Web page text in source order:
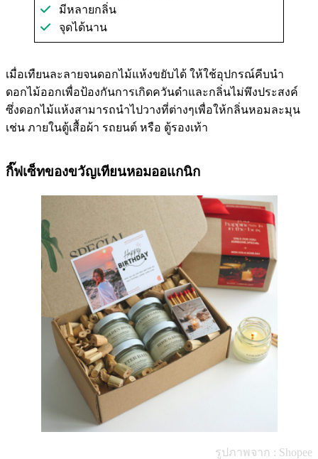
มีหลายกลิ่น
จุดได้นาน
เมื่อเทืยนละลายจนดอกไม้แห้งขยับได้ ให้ใช้อุปกรณ์คีบนำ
ดอกไม้ออกเพื่อป้องกันการเกิดควันดำและกลิ่นไม่พึงประสงค์
ซึ่งดอกไม้แห้งสามารถนำไปวางที่ต่างๆเพื่อให้กลิ่นหอมละมุน
เช่น ภายในตู้เสื้อผ้า รถยนต์ หรือ ตู้รองเท้า
กิ๊ฟเซ็ทของขวัญเทียนหอมออแกนิก
รูปภาพจาก : Shopee